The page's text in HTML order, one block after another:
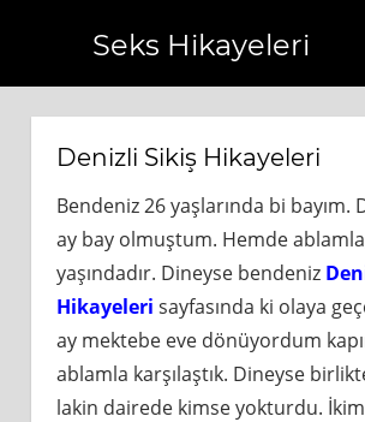
Seks Hikayeleri
Denizli Sikiş Hikayeleri
Bendeniz 26 yaşlarında bi bayım.
ay bay olmuştum. Hemde
yaşındadır. Dineyse bendeniz
Hikayeleri sayfasında ki olaya
ay mektebe eve dönüyordum
ablamla karşılaştık. Dineyse
lakin dairede kimse yokturdu.